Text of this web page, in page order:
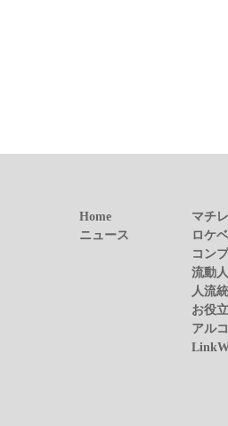
Home
ニュース
マチ
ロケ
コン
流動
人流
お役
アル